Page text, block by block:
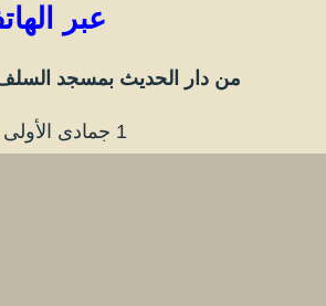
عبر
من دار الحديث بمسجد السلف
1 جمادى الأولى 1441